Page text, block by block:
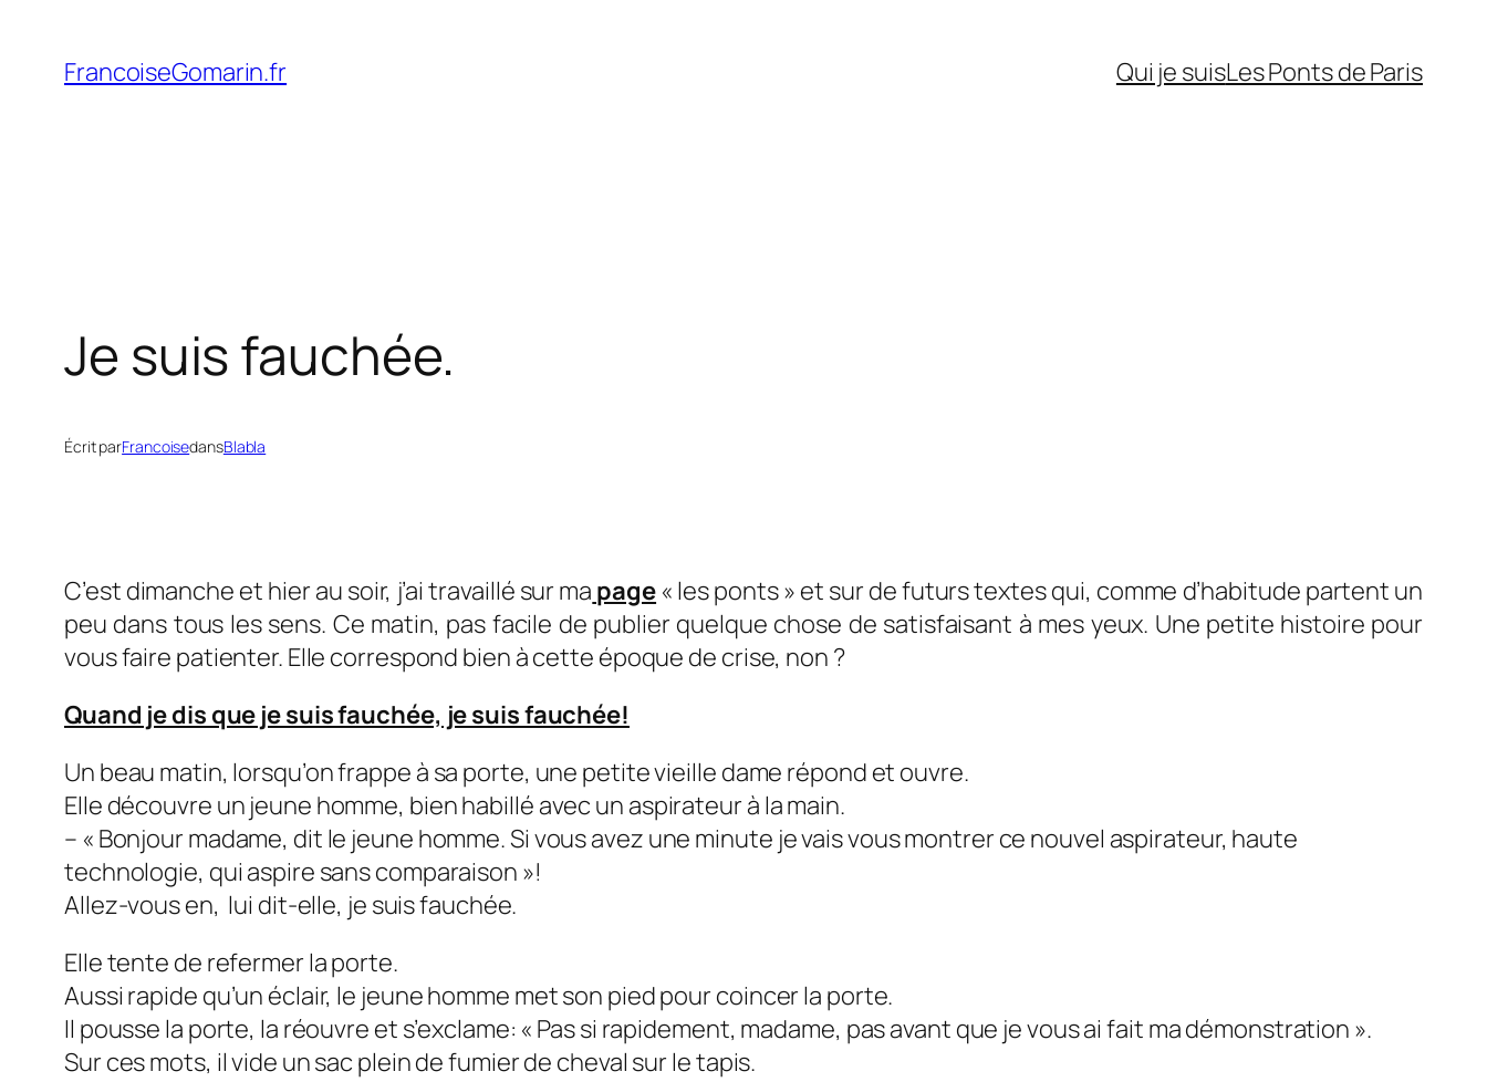
contenu
FrancoiseGomarin.fr Qui je suisLes Ponts de Paris
Je suis fauchée.
Écrit parFrancoisedansBlabla
C’est dimanche et hier au soir, j’ai travaillé sur ma page « les ponts » et sur de futurs textes qui, comme d’habitude partent un
peu dans tous les sens. Ce matin, pas facile de publier quelque chose de satisfaisant à mes yeux. Une petite histoire pour
vous faire patienter. Elle correspond bien à cette époque de crise, non ?
Quand je dis que je suis fauchée, je suis fauchée!
Un beau matin, lorsqu’on frappe à sa porte, une petite vieille dame répond et ouvre.
Elle découvre un jeune homme, bien habillé avec un aspirateur à la main.
– « Bonjour madame, dit le jeune homme. Si vous avez une minute je vais vous montrer ce nouvel aspirateur, haute
technologie, qui aspire sans comparaison »!
Allez-vous en, lui dit-elle, je suis fauchée.
Elle tente de refermer la porte.
Aussi rapide qu’un éclair, le jeune homme met son pied pour coincer la porte.
Il pousse la porte, la réouvre et s’exclame: « Pas si rapidement, madame, pas avant que je vous ai fait ma démonstration ».
Sur ces mots, il vide un sac plein de fumier de cheval sur le tapis.